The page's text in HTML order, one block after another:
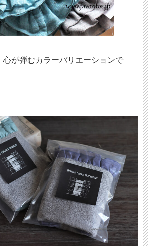
心が弾むカラーバリエーションで